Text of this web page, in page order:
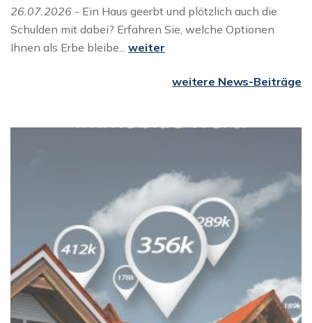
26.07.2026 - Ein Haus geerbt und plötzlich auch die
Schulden mit dabei? Erfahren Sie, welche Optionen
Ihnen als Erbe bleibe... weiter
weitere News-Beiträge